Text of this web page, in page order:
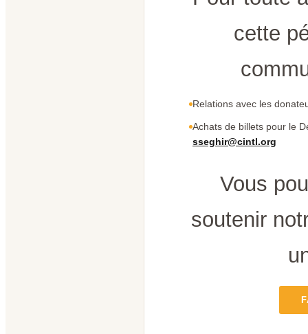
cette
Relations avec les
Achats de billets pour le
sseghir@cintl.org
Vous
soutenir